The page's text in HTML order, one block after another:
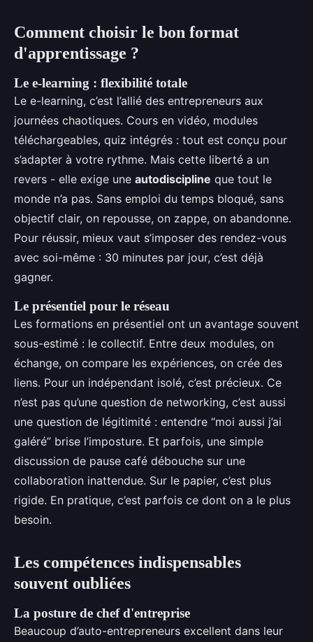
Comment choisir le bon format
d'apprentissage ?
Le e-learning : flexibilité totale
Le e-learning, c’est l’allié des entrepreneurs aux
journées chaotiques. Cours en vidéo, modules
téléchargeables, quiz intégrés : tout est conçu pour
s’adapter à votre rythme. Mais cette liberté a un
revers - elle exige une autodiscipline que tout le
monde n’a pas. Sans emploi du temps bloqué, sans
objectif clair, on repousse, on zappe, on abandonne.
Pour réussir, mieux vaut s’imposer des rendez-vous
avec soi-même : 30 minutes par jour, c’est déjà
gagner.
Le présentiel pour le réseau
Les formations en présentiel ont un avantage souvent
sous-estimé : le collectif. Entre deux modules, on
échange, on compare les expériences, on crée des
liens. Pour un indépendant isolé, c’est précieux. Ce
n’est pas qu’une question de networking, c’est aussi
une question de légitimité : entendre “moi aussi j’ai
galéré” brise l’imposture. Et parfois, une simple
discussion de pause café débouche sur une
collaboration inattendue. Sur le papier, c’est plus
rigide. En pratique, c’est parfois ce dont on a le plus
besoin.
Les compétences indispensables
souvent oubliées
La posture de chef d'entreprise
Beaucoup d’auto-entrepreneurs excellent dans leur